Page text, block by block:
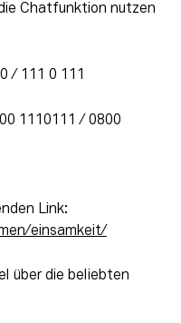
Chatfunktion nutzen
/ 111 0 111
1110111 / 0800
einsamkeit/
über die beliebten